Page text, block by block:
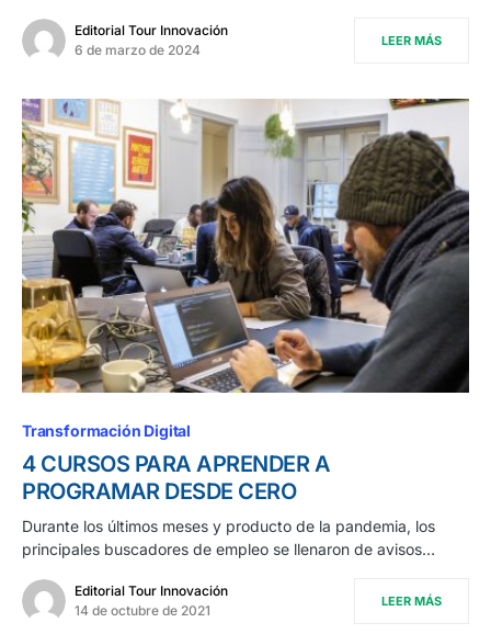
Editorial Tour Innovación
6 de marzo de 2024
LEER MÁS
Transformación Digital
4 CURSOS PARA APRENDER A
PROGRAMAR DESDE CERO
Durante los últimos meses y producto de la pandemia, los
principales buscadores de empleo se llenaron de avisos…
Editorial Tour Innovación
14 de octubre de 2021
LEER MÁS